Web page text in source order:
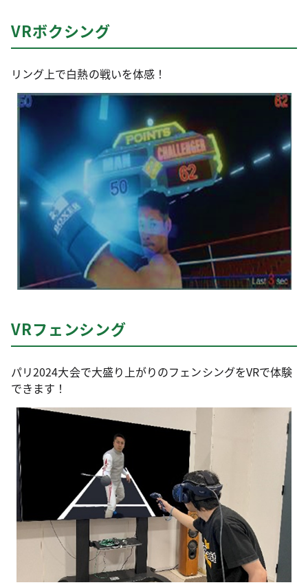
VRボクシング
リング上で白熱の戦いを体感！
VRフェンシング
パリ2024大会で大盛り上がりのフェンシングをVRで体験
できます！